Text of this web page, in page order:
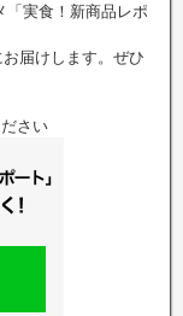
「実食！新商品レポ
届けします。ぜひ
さい